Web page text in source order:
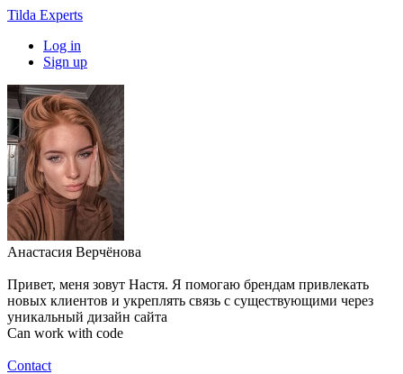
Tilda Experts
Log in
Sign up
Анастасия Верчёнова
Привет, меня зовут Настя. Я помогаю брендам привлекать
новых клиентов и укреплять связь с существующими через
уникальный дизайн сайта
Can work with code
Contact